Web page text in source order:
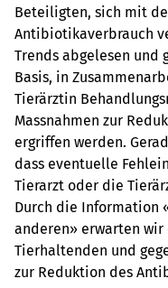
Beteiligten, sich mit
Antibiotikaverbrauch
Trends abgelesen
Basis, in
Tierärztin
Massnahmen zur
ergriffen werden.
dass eventuelle
Tierarzt oder die
Durch die Information
anderen» erwarten
Tierhaltenden und
zur Reduktion des